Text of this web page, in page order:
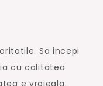
Sa incepi
cu calitatea
e vrajeala.